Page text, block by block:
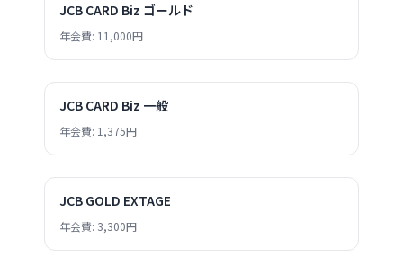
JCB CARD Biz ゴールド
年会費: 11,000円
JCB CARD Biz 一般
年会費: 1,375円
JCB GOLD EXTAGE
年会費: 3,300円